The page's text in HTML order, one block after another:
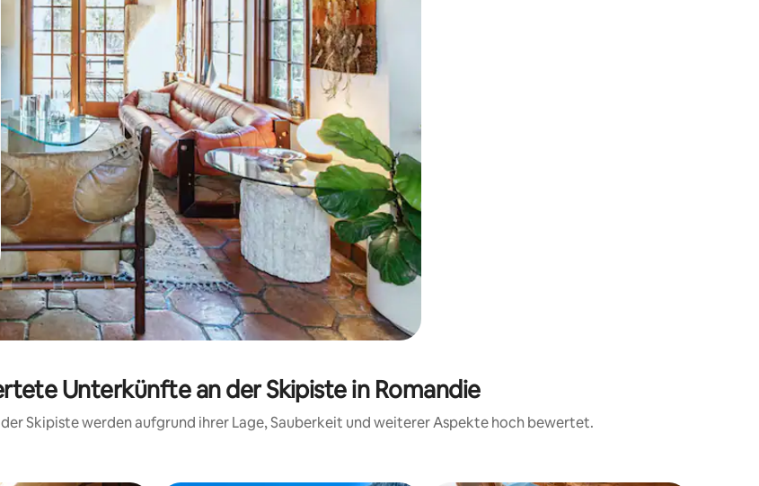
nach oben und unten oder erkunde die Ergebnisse durch Berühren oder Wischgesten.
Unterkünfte an der Skipiste in Romandie
Skipiste werden aufgrund ihrer Lage, Sauberkeit und weiterer Aspekte hoch bewertet.